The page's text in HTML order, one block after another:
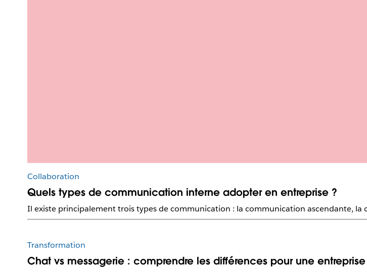
Collaboration
Quels types de communication interne adopter en entreprise ?
Il existe principalement trois types de communication : la communication ascendante,
Transformation
Chat vs messagerie : comprendre les différences pour une entreprise